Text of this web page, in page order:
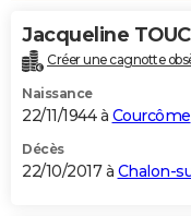
Alimentation
Guide de la santé
Maladies
Médicaments
Sommeil
VOYAGE
Destinations
City break
Voyage nature
Voyage de noces
Forum
Climat
+PHOTO
GUIDES D'ACHAT
BONS PLANS
Jacqueline
Créer une cagnotte
Naissance
22/11/1944 à Courcôme
Décès
22/10/2017 à Chalon-